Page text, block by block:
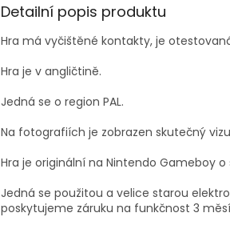
Detailní popis produktu
Hra má vyčištěné kontakty, je
Hra je v angličtině.
Jedná se o region PAL.
Na fotografiích je zobrazen skutečný
Hra je originální na Nintendo Gameboy o
Jedná se použitou a velice starou
poskytujeme záruku na funkčnost 3